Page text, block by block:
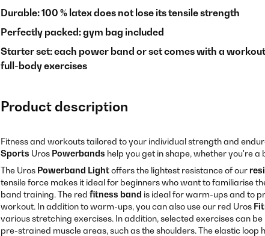
Durable: 100 % latex does not lose its tensile strength
Perfectly packed: gym bag included
Starter set: each power band or set comes with a
full-body exercises
Product description
Fitness and workouts tailored to your individual strength and
Sports Uros Powerbands help you get in shape, whether you're a
The Uros Powerband Lightoffers the lightest resistance of our
tensile force makes it ideal for beginners who want to familiarise
band training. The red fitness band is ideal for warm-ups and to
workout. In addition to warm-ups, you can also use our red Uros
various stretching exercises. In addition, selected exercises can
pre-strained muscle areas, such as the shoulders. The elastic loop